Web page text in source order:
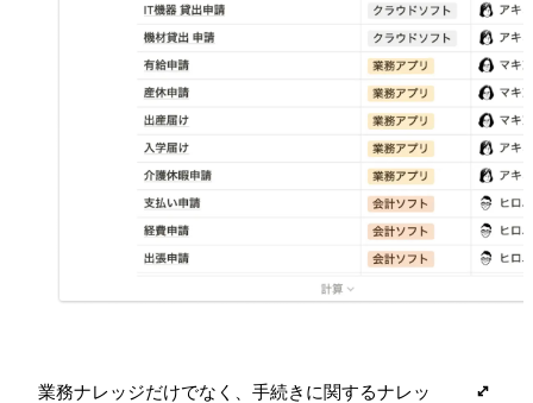
業務ナレッジだけでなく、手続きに関するナレッ